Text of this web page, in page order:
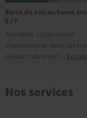
Barre de son ou home
5.1 ?
Autrefois, si l’on voulait
impressionner avec un son
puissant dans son… En
Nos services